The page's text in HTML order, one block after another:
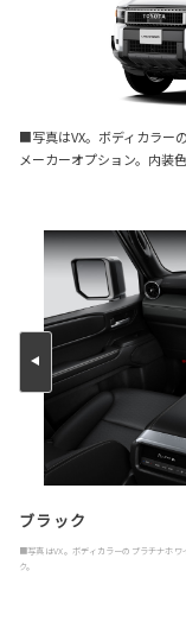
■写真はVX。ボディカラー
メーカーオプション。内装
ブラック
■写真はVX。ボディカラーのプラチナホワ
ク。